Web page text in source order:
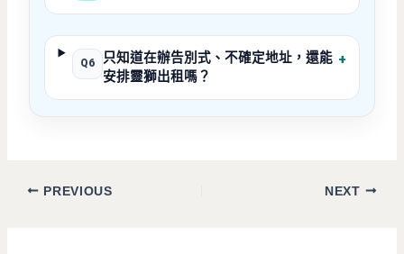
Q6
只知道在辦告別式、不確定地址，還能
安排靈獅出租嗎？
+
PREVIOUS NEXT